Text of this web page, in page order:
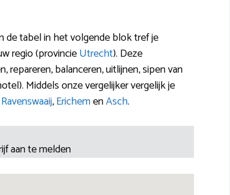
de tabel in het volgende blok tref je
regio (provincieUtrecht). Deze
repareren, balanceren, uitlijnen, sipen van
Middels onze vergelijker vergelijk je
Ravenswaaij,ErichemenAsch.
aan te melden